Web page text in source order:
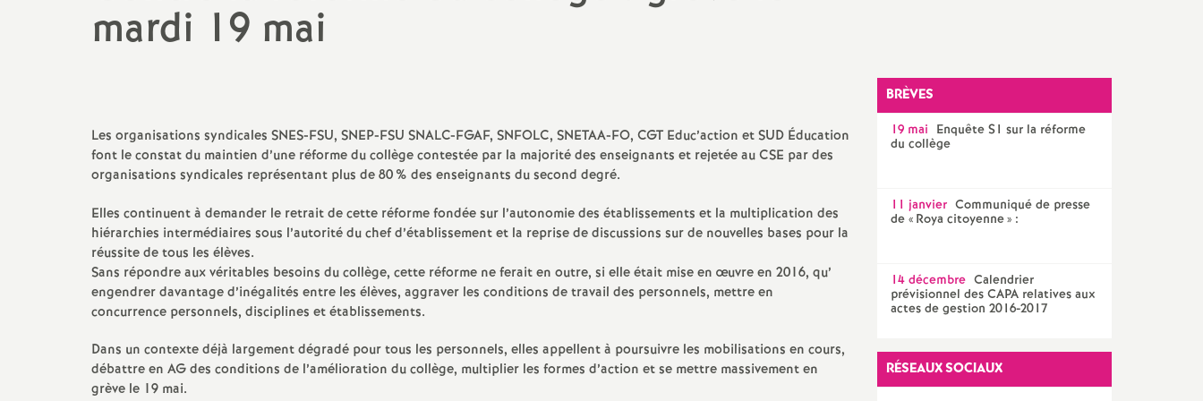
N
i
o
n
a
l
d
Documentalistes
PsyEN
mardi 19 mai
Les organisations syndicales SNES-FSU, SNEP-FSU SNALC-FGAF, SNFOLC, SNETAA-FO, CGT Educ’action et SUD Éducation
font le constat du maintien d’une réforme du collège contestée par la majorité des enseignants et rejetée au CSE par des
organisations syndicales représentant plus de 80% des enseignants du second degré.
Elles continuent à demander le retrait de cette réforme fondée sur l’autonomie des établissements et la multiplication des
hiérarchies intermédiaires sous l’autorité du chef d’établissement et la reprise de discussions sur de nouvelles bases pour la
réussite de tous les élèves.
Sans répondre aux véritables besoins du collège, cette réforme ne ferait en outre, si elle était mise en œuvre en 2016, qu’
engendrer davantage d’inégalités entre les élèves, aggraver les conditions de travail des personnels, mettre en
concurrence personnels, disciplines et établissements.
Dans un contexte déjà largement dégradé pour tous les personnels, elles appellent à poursuivre les mobilisations en cours,
débattre en AG des conditions de l’amélioration du collège, multiplier les formes d’action et se mettre massivement en
grève le 19 mai.
BRÈVES
19 mai Enquête S1 sur la réforme
du collège
11 janvier Communiqué de presse
de « Roya citoyenne» :
14 décembre Calendrier
prévisionnel des CAPA relatives aux
actes de gestion 2016-2017
RÉSEAUX SOCIAUX